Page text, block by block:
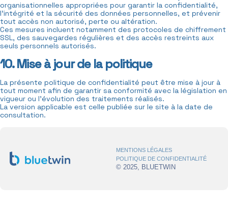
organisationnelles appropriées pour garantir la confidentialité,
l’intégrité et la sécurité des données personnelles, et prévenir
tout accès non autorisé, perte ou altération.
Ces mesures incluent notamment des protocoles de chiffrement
SSL, des sauvegardes régulières et des accès restreints aux
seuls personnels autorisés.
10. Mise à jour de la politique
La présente politique de confidentialité peut être mise à jour à
tout moment afin de garantir sa conformité avec la législation en
vigueur ou l’évolution des traitements réalisés.
La version applicable est celle publiée sur le site à la date de
consultation.
MENTIONS LÉGALES
POLITIQUE DE CONFIDENTIALITÉ
© 2025, BLUETWIN